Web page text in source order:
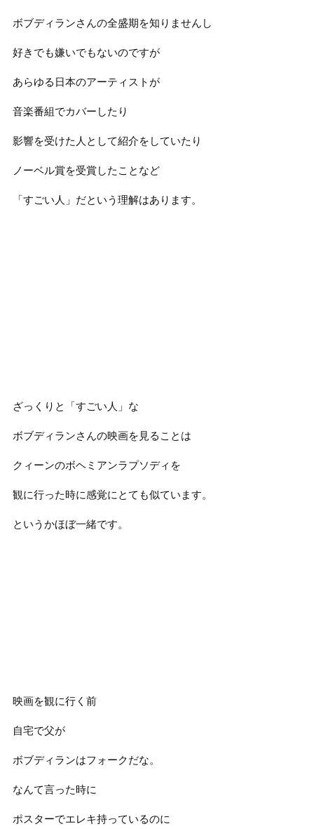
ボブディランさんの全盛期を知りませんし
好きでも嫌いでもないのですが
あらゆる日本のアーティストが
音楽番組でカバーしたり
影響を受けた人として紹介をしていたり
ノーベル賞を受賞したことなど
「すごい人」だという理解はあります。
ざっくりと「すごい人」な
ボブディランさんの映画を見ることは
クィーンのボヘミアンラプソディを
観に行った時に感覚にとても似ています。
というかほぼ一緒です。
映画を観に行く前
自宅で父が
ボブディランはフォークだな。
なんて言った時に
ポスターでエレキ持っているのに